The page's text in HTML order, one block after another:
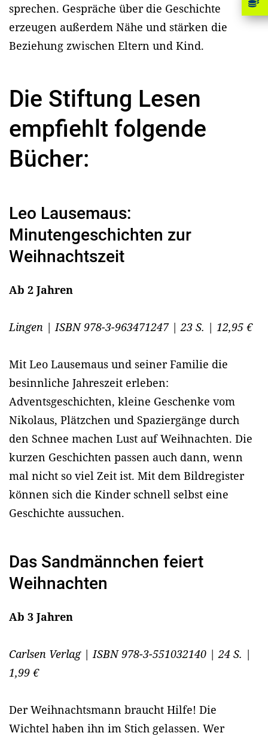
sprechen. Gespräche über die Geschichte
erzeugen außerdem Nähe und stärken die
Beziehung zwischen Eltern und Kind.
Die Stiftung Lesen
empfiehlt folgende
Bücher:
Leo Lausemaus:
Minutengeschichten zur
Weihnachtszeit
Ab 2 Jahren
Lingen | ISBN 978-3-963471247 | 23 S. | 12,95 €
Mit Leo Lausemaus und seiner Familie die
besinnliche Jahreszeit erleben:
Adventsgeschichten, kleine Geschenke vom
Nikolaus, Plätzchen und Spaziergänge durch
den Schnee machen Lust auf Weihnachten. Die
kurzen Geschichten passen auch dann, wenn
mal nicht so viel Zeit ist. Mit dem Bildregister
können sich die Kinder schnell selbst eine
Geschichte aussuchen.
Das Sandmännchen feiert
Weihnachten
Ab 3 Jahren
Carlsen Verlag | ISBN 978-3-551032140 | 24 S. |
1,99 €
Der Weihnachtsmann braucht Hilfe! Die
Wichtel haben ihn im Stich gelassen. Wer